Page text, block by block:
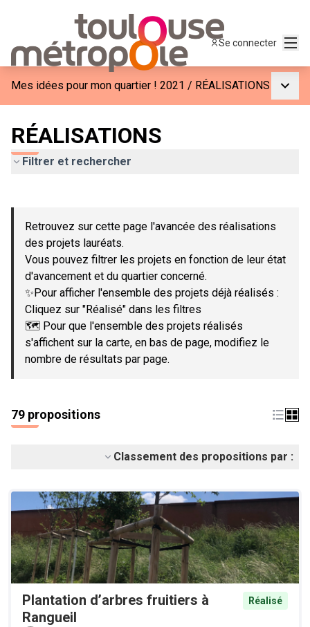
Se connecter
Mes idées pour mon quartier ! 2021 / RÉALISATIONS
RÉALISATIONS
Filtrer et rechercher
−
Retrouvez sur cette page l'avancée des réalisations
des projets lauréats.
Vous pouvez filtrer les projets en fonction de leur état
d'avancement et du quartier concerné.
✨Pour afficher l'ensemble des projets déjà réalisés :
Cliquez sur "Réalisé" dans les filtres
🗺️ Pour que l'ensemble des projets réalisés
s'affichent sur la carte, en bas de page, modifiez le
nombre de résultats par page.
79 propositions
Classement des propositions par :
Plantation d’arbres fruitiers à
Rangueil
Réalisé